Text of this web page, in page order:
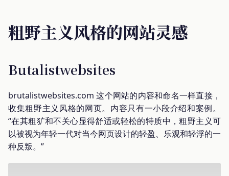
粗野主义风格的网站灵感
Butalistwebsites
brutalistwebsites.com 这个网站的内容和命名一样直接，
收集粗野主义风格的网页。内容只有一小段介绍和案例。
“在其粗犷和不关心显得舒适或轻松的特质中，粗野主义可
以被视为年轻一代对当今网页设计的轻盈、乐观和轻浮的一
种反叛。”